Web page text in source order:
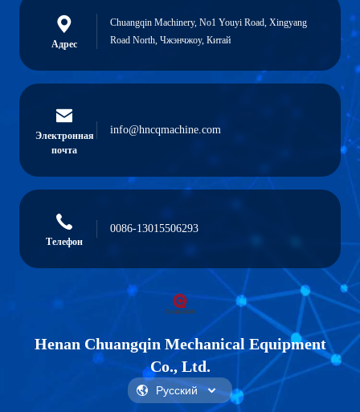
Адрес
Chuangqin Machinery, No1 Youyi Road, Xingyang
Road North, Чжэнчжоу, Китай
Электронная
почта
info@hncqmachine.com
Телефон
0086-13015506293
Henan Chuangqin Mechanical Equipment
Co., Ltd.